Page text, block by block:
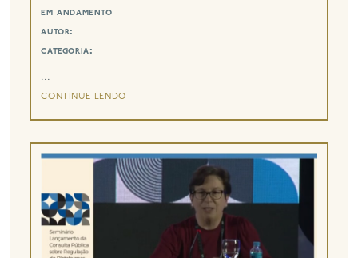
em andamento
autor:
categoria:
...
continue lendo